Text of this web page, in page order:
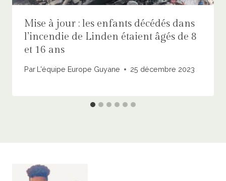
Mise à jour : les enfants décédés dans
l’incendie de Linden étaient âgés de 8
et 16 ans
Par L'équipe Europe Guyane 25 décembre 2023